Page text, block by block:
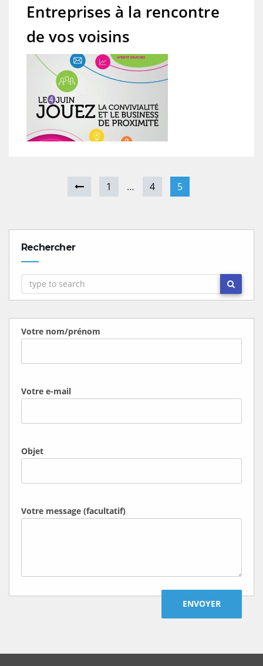
Entreprises à la rencontre
de vos voisins
1 … 4 5
Rechercher
Votre nom/prénom
Votre e-mail
Objet
Votre message (facultatif)